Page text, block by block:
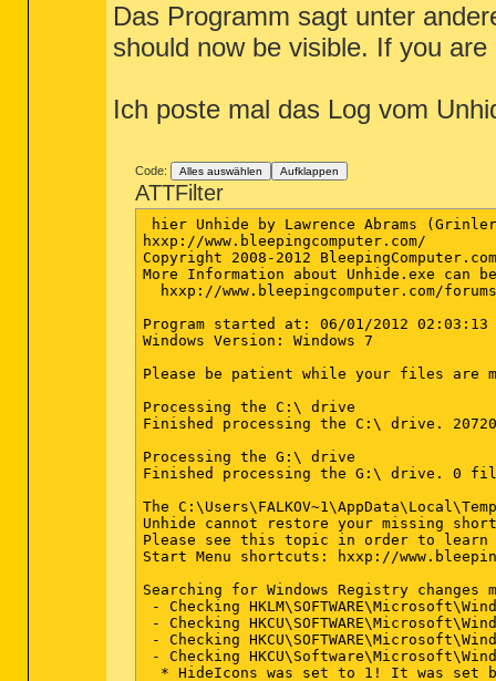
Das Programm sagt unter
should now be visible. If you
Ich poste mal das Log vom
Code: Alles auswählen Aufklappen
ATTFilter
hier Unhide by Lawrence Abrams
hxxp://www.bleepingcomputer.com/
Copyright 2008-2012 BleepingComputer.com
More Information about Unhide.exe
hxxp://www.bleepingcomputer.com/
Program started at: 06/01/2012 02:03:13
Windows Version: Windows 7
Please be patient while your files are
Processing the C:\ drive
Finished processing the C:\ drive.
Processing the G:\ drive
Finished processing the G:\ drive. 0
The
Unhide cannot restore your missing
Please see this topic in order to learn
Start Menu shortcuts: hxxp://
Searching for Windows Registry changes
- Checking
- Checking
- Checking
- Checking
* HideIcons was set to 1! It was set